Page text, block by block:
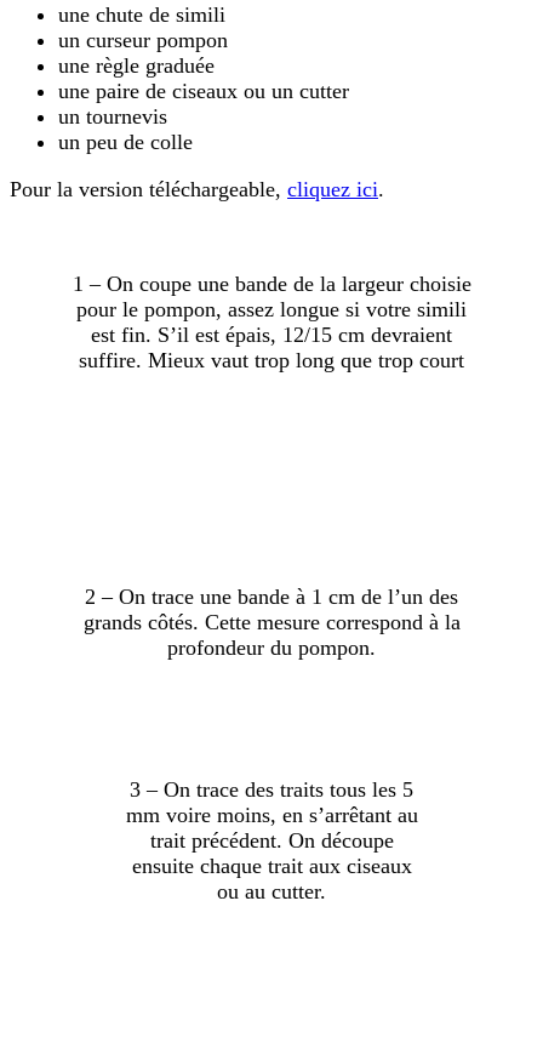
une chute de simili
un curseur pompon
une règle graduée
une paire de ciseaux ou un cutter
un tournevis
un peu de colle
Pour la version téléchargeable, cliquez ici.
1 – On coupe une bande de la largeur choisie
pour le pompon, assez longue si votre simili
est fin. S’il est épais, 12/15 cm devraient
suffire. Mieux vaut trop long que trop court
2 – On trace une bande à 1 cm de l’un des
grands côtés. Cette mesure correspond à la
profondeur du pompon.
3 – On trace des traits tous les 5
mm voire moins, en s’arrêtant au
trait précédent. On découpe
ensuite chaque trait aux ciseaux
ou au cutter.